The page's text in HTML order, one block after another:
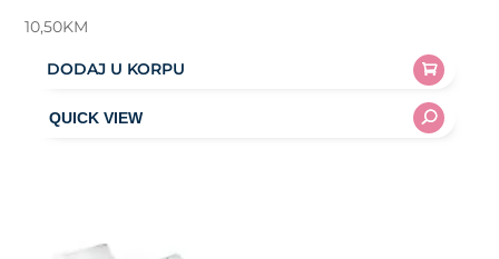
10,50KM
DODAJ U KORPU